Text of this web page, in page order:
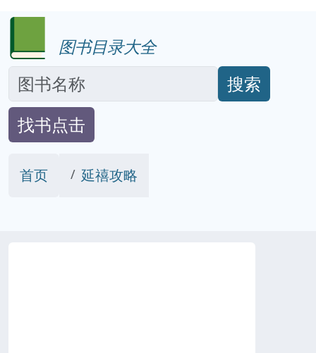
图书目录大全
搜索
找书点击
首页 延禧攻略